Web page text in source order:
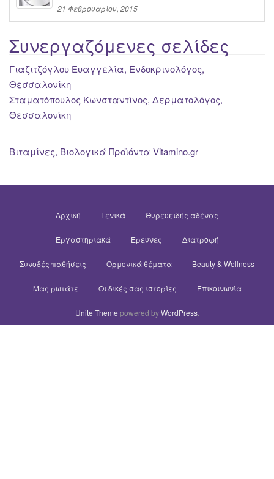
21 Φεβρουαρίου, 2015
Συνεργαζόμενες σελίδες
Γιαζιτζόγλου Ευαγγελία, Ενδοκρινολόγος,
Θεσσαλονίκη
Σταματόπουλος Κωνσταντίνος, Δερματολόγος,
Θεσσαλονίκη
Βιταμίνες, Βιολογικά Προϊόντα Vitamino.gr
Αρχική Γενικά Θυρεοειδής αδένας
Εργαστηριακά Έρευνες Διατροφή
Συνοδές παθήσεις Ορμονικά θέματα Beauty & Wellness
Μας ρωτάτε Οι δικές σας ιστορίες Επικοινωνία
Unite Theme powered byWordPress.